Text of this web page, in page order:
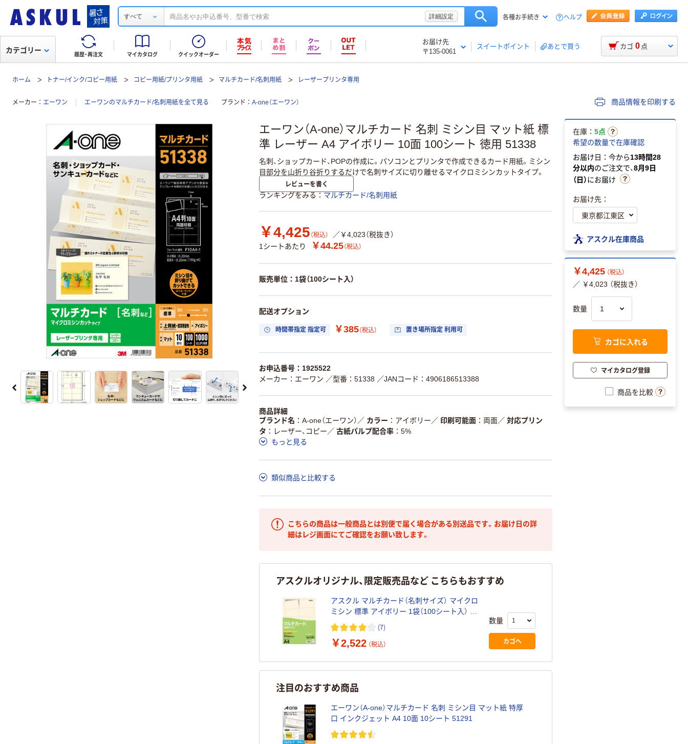
すべて 詳細設定 各種お手続き ヘルプ
履歴・再注文 マイカタログ クイックオーダー
お届け先
〒135-0061
スイートポイント あとで買う
カテゴリー カゴ 0 点
ホーム トナー/インク/コピー用紙 コピー用紙/プリンタ用紙 マルチカード/名刺用紙 レーザープリンタ専用
メーカー エーワン エーワンのマルチカード/名刺用紙を全て見る ブランド A-one（エーワン） 商品情報を印刷する
エーワン（A-one）マルチカード 名刺 ミシン目 マット紙 標
準 レーザー A4 アイボリー 10面 100シート 徳用 51338
名刺、ショップカード、POPの作成に。パソコンとプリンタで作成できるカード用紙。ミシン
目部分を山折り谷折りするだけで名刺サイズに切り離せるマイクロミシンカットタイプ。
レビューを書く
ランキングをみる マルチカード/名刺用紙
￥4,425 （税込）
／￥4,023（税抜き）
1シートあたり
￥44.25（税込）
販売単位：1袋（100シート入）
配送オプション
時間帯指定 指定可 ￥385（税込） 置き場所指定 利用可
お申込番号：1925522
メーカー：エーワン ／型番：51338 ／JANコード：4906186513388
商品詳細
ブランド名
A-one（エーワン） ／ カラー アイボリー ／ 印刷可能面 両面／ 対応プリン
タ
レーザー、コピー ／ 古紙パルプ配合率
5%
もっと見る
類似商品と比較する
こちらの商品は一般商品とは別便で届く場合がある別送品です。お届け日の詳
細はレジ画面にてご確認をお願い致します。
アスクルオリジナル、限定販売品など こちらもおすすめ
アスクル マルチカード（名刺サイズ） マイクロ
ミシン 標準 アイボリー 1袋（100シート入） オ
リジナル
(7)
￥2,522 （税込）
数量
カゴへ
注目のおすすめ商品
エーワン（A-one）マルチカード 名刺 ミシン目 マット紙 特厚
口 インクジェット A4 10面 10シート 51291
在庫： 5点
希望の数量で在庫確認
お届け日：今から13時間28
分以内のご注文で、8月9日
（日）にお届け
お届け先：
アスクル在庫商品
￥4,425 （税込）
／ ￥4,023 （税抜き）
数量
カゴに入れる
マイカタログ登録
商品を比較